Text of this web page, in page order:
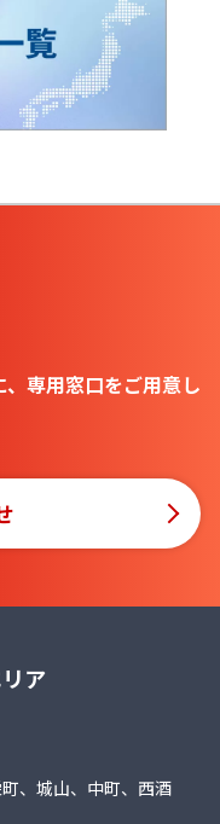
専用窓口をご用意し
ア
、城山、中町、西酒